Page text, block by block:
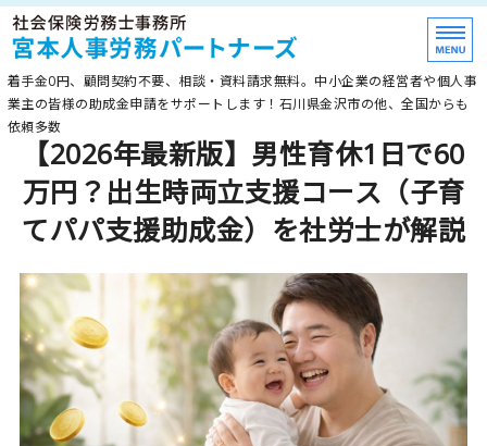
≪石川県金沢市≫助
着手金0円、顧問契約不要、相談・資料請求無料。中小企業の経営者や個人事
業主の皆様の助成金申請をサポートします！石川県金沢市の他、全国からも
依頼多数
ホーム
最新助成金
事務所紹介
お問い合わせ
【2026年最新版】男性育休1日で60
万円？出生時両立支援コース（子育
てパパ支援助成金）を社労士が解説